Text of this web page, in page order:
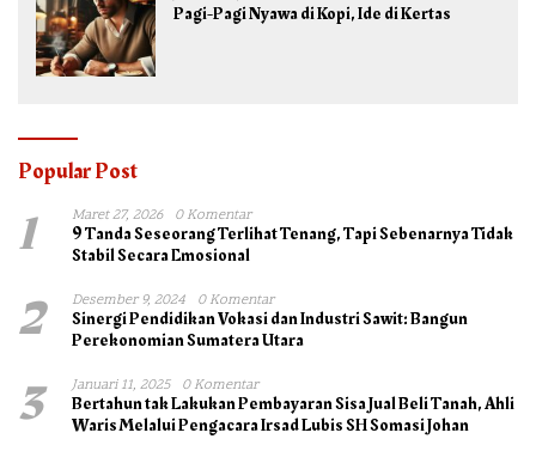
Pagi-Pagi Nyawa di Kopi, Ide di Kertas
Popular Post
1 Maret 27, 2026 0 Komentar
9 Tanda Seseorang Terlihat Tenang, Tapi Sebenarnya Tidak
Stabil Secara Emosional
2 Desember 9, 2024 0 Komentar
Sinergi Pendidikan Vokasi dan Industri Sawit: Bangun
Perekonomian Sumatera Utara
3 Januari 11, 2025 0 Komentar
Bertahun tak Lakukan Pembayaran Sisa Jual Beli Tanah, Ahli
Waris Melalui Pengacara Irsad Lubis SH Somasi Johan